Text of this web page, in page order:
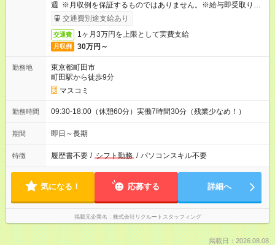
週 ※月収例を保証するものではありません。※給与即受取りサ
ービス利用可（利用条件有）
交通費別途支給あり
交通費 1ヶ月3万円を上限として実費支給
月収例 30万円～
勤務地
東京都町田市
町田駅から徒歩9分
マスコミ
勤務時間 09:30-18:00（休憩60分）実働7時間30分（残業少なめ！）
期間 即日～長期
特徴 履歴書不要 / シフト勤務 / パソコンスキル不要
気になる！ 応募する 詳細へ
掲載元企業名 株式会社リクルートスタッフィング
掲載日：2026.08.08